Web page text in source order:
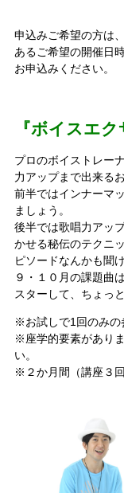
申込みご希望の方は
あるご希望の開催日
お申込みください。
『ボイスエ
プロのボイストレー
力アップまで出来る
前半ではインナーマ
ましょう。
後半では歌唱力アッ
かせる秘伝のテクニ
ピソードなんかも聞
９・１０月の課題曲
スターして、ちょっ
※お試しで1回のみの
※座学的要素があり
い。
※２か月間（講座３